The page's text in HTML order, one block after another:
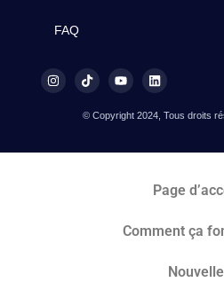
FAQ
© Copyright 2024, Tous droits
Page
Comment ça